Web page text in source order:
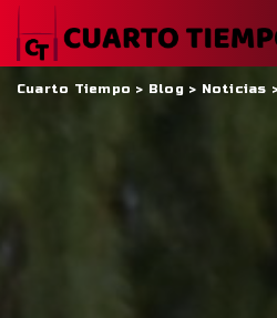
Cuarto Tiempo > Blog > Noticias